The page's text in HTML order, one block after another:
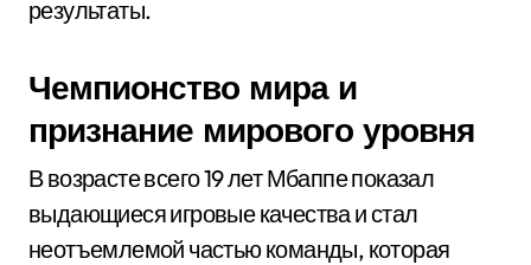
результаты.
Чемпионство мира и
признание мирового уровня
В возрасте всего 19 лет Мбаппе показал
выдающиеся игровые качества и стал
неотъемлемой частью команды, которая